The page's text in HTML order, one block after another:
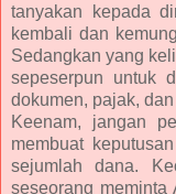
tanyakan kepada
kembali dan
Sedangkan yang
sepeserpun untuk
dokumen, pajak,
Keenam, jangan
membuat
sejumlah dana.
seseorang meminta